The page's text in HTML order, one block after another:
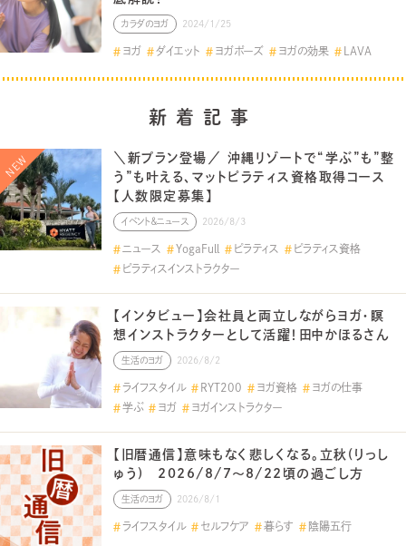
カラダのヨガ 2024/1/25
ヨガ ダイエット ヨガポーズ ヨガの効果 LAVA
新着記事
＼新プラン登場／ 沖縄リゾートで“学ぶ”も”整
う”も叶える、マットピラティス資格取得コース
【人数限定募集】
イベント＆ニュース 2026/8/3
ニュース YogaFull ピラティス
ピラティス資格
ピラティスインストラクター
【インタビュー】会社員と両立しながらヨガ・瞑
想インストラクターとして活躍！田中かほるさん
生活のヨガ 2026/8/2
ライフスタイル RYT200 ヨガ資格
ヨガの仕事
学ぶ
ヨガ ヨガインストラクター
【旧暦通信】意味もなく悲しくなる。立秋(りっし
ゅう) 2026/8/7～8/22頃の過ごし方
生活のヨガ 2026/8/1
ライフスタイル セルフケア 暮らす 陰陽五行